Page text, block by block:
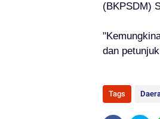
(BKPSDM)
dan
Tags